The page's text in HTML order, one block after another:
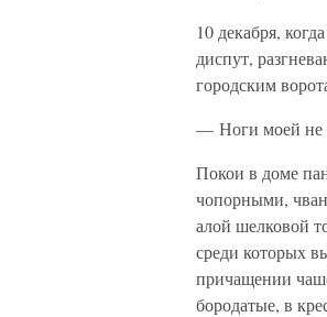
10 декабря,
диспут,
городским
— Ноги моей не
Покои в доме
чопорными,
алой шелковой
среди которых
причащении
бородатые, в